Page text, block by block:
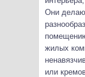
Они
жилых
или